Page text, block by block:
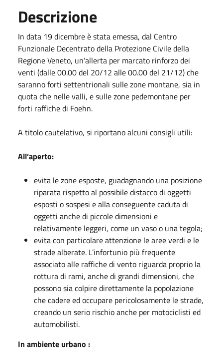
Descrizione
In data 19 dicembre è stata emessa, dal Centro
Funzionale Decentrato della Protezione Civile della
Regione Veneto, un’allerta per marcato rinforzo dei
venti (dalle 00.00 del 20/12 alle 00.00 del 21/12) che
saranno forti settentrionali sulle zone montane, sia in
quota che nelle valli, e sulle zone pedemontane per
forti raffiche di Foehn.
A titolo cautelativo, si riportano alcuni consigli utili:
All’aperto:
evita le zone esposte, guadagnando una posizione
riparata rispetto al possibile distacco di oggetti
esposti o sospesi e alla conseguente caduta di
oggetti anche di piccole dimensioni e
relativamente leggeri, come un vaso o una tegola;
evita con particolare attenzione le aree verdi e le
strade alberate. L’infortunio più frequente
associato alle raffiche di vento riguarda proprio la
rottura di rami, anche di grandi dimensioni, che
possono sia colpire direttamente la popolazione
che cadere ed occupare pericolosamente le strade,
creando un serio rischio anche per motociclisti ed
automobilisti.
In ambiente urbano :